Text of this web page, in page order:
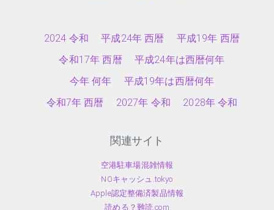
2024 令和 平成24年 西暦
平成19年 西暦
令和17年 西暦
平成24年は西暦何年
今年 何年
平成19年は西暦何年
令和7年 西暦
2027年 令和 2028年 令和
関連サイト
空港駐車場混雑情報
NOキャッシュ.tokyo
Apple認定整備済製品情報
読める？難読.com